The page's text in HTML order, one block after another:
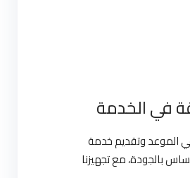
في الخدمة
الموعد وتقديم خدمة
بالجودة، مع تجهيزنا